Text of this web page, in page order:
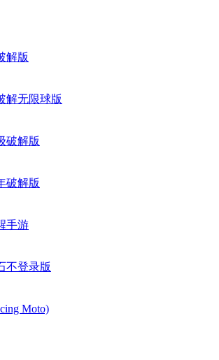
解版
解无限球版
破解版
破解版
手游
不登录版
Moto)